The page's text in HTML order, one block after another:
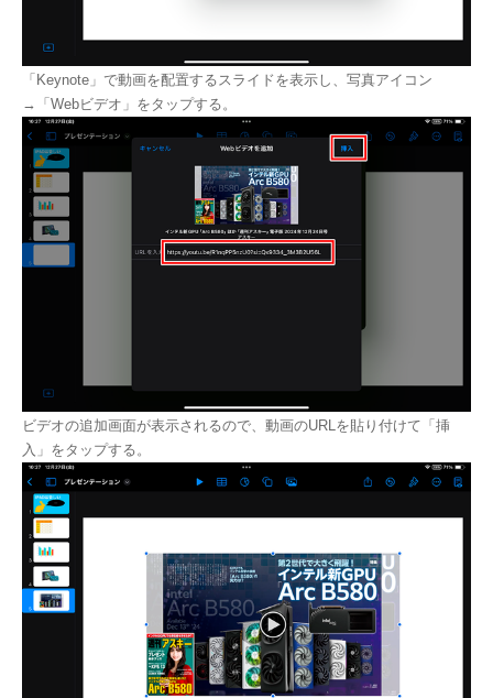
「Keynote」で動画を配置するスライドを表示し、写真アイコン
→「Webビデオ」をタップする。
ビデオの追加画面が表示されるので、動画のURLを貼り付けて「挿
入」をタップする。